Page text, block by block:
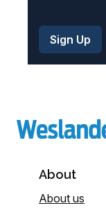
About
About us